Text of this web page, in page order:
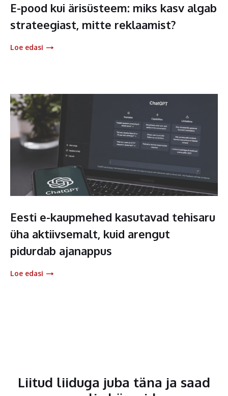
E-pood kui ärisüsteem: miks kasv algab
strateegiast, mitte reklaamist?
Loe edasi
Eesti e-kaupmehed kasutavad tehisaru
üha aktiivsemalt, kuid arengut
pidurdab ajanappus
Loe edasi
Liitud liiduga juba täna ja saad